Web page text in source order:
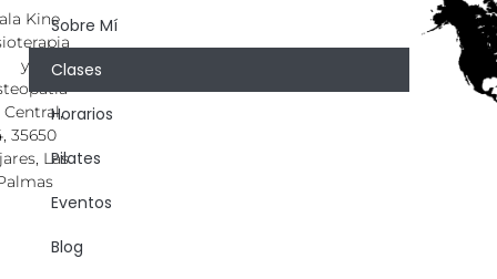
Sobre Mí
Clases
Horarios
Pilates
Eventos
Blog
Kine
y
Central,
35650
Las